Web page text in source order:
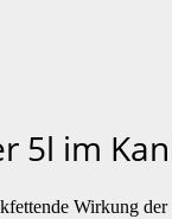
5l im
Wirkung